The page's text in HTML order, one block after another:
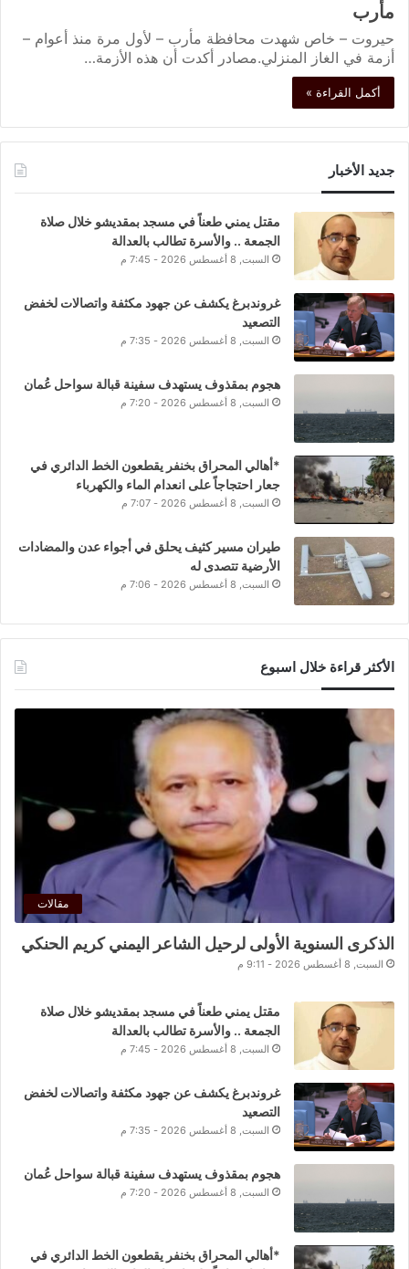
مأرب
حيروت – خاص شهدت محافظة مأرب – لأول مرة منذ أعوام –
أزمة في الغاز المنزلي.مصادر أكدت أن هذه الأزمة…
أكمل القراءة »
جديد الأخبار
مقتل يمني طعناً في مسجد بمقديشو خلال صلاة
الجمعة .. والأسرة تطالب بالعدالة
السبت, 8 أغسطس 2026 - 7:45 م
غروندبرغ يكشف عن جهود مكثفة واتصالات لخفض
التصعيد
السبت, 8 أغسطس 2026 - 7:35 م
هجوم بمقذوف يستهدف سفينة قبالة سواحل عُمان
السبت, 8 أغسطس 2026 - 7:20 م
*أهالي المحراق بخنفر يقطعون الخط الدائري في
جعار احتجاجاً على انعدام الماء والكهرباء
السبت, 8 أغسطس 2026 - 7:07 م
طيران مسير كثيف يحلق في أجواء عدن والمضادات
الأرضية تتصدى له
السبت, 8 أغسطس 2026 - 7:06 م
الأكثر قراءة خلال اسبوع
مقالات
الذكرى السنوية الأولى لرحيل الشاعر اليمني كريم الحنكي
السبت, 8 أغسطس 2026 - 9:11 م
مقتل يمني طعناً في مسجد بمقديشو خلال صلاة
الجمعة .. والأسرة تطالب بالعدالة
السبت, 8 أغسطس 2026 - 7:45 م
غروندبرغ يكشف عن جهود مكثفة واتصالات لخفض
التصعيد
السبت, 8 أغسطس 2026 - 7:35 م
هجوم بمقذوف يستهدف سفينة قبالة سواحل عُمان
السبت, 8 أغسطس 2026 - 7:20 م
*أهالي المحراق بخنفر يقطعون الخط الدائري في